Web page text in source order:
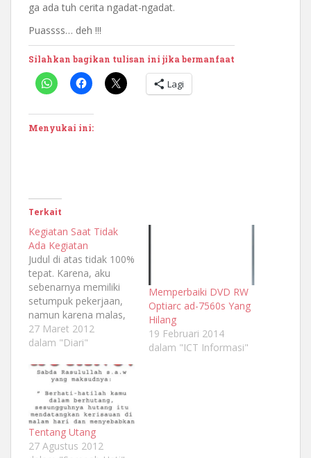
ga ada tuh cerita ngadat-ngadat.
Puassss… deh !!!
Silahkan bagikan tulisan ini jika bermanfaat
Lagi
Menyukai ini:
Terkait
Kegiatan Saat Tidak
Ada Kegiatan
Judul di atas tidak 100%
tepat. Karena, aku
sebenarnya memiliki
setumpuk pekerjaan,
namun karena malas,
beberapa pekerjaan
aku tunda hingga
Ini adalah prinsip yang
menarik: "THE POWER
OF KEPEPET"
27 Maret 2012
dalam "Diari"
Memperbaiki DVD RW
Optiarc ad-7560s Yang
Hilang
19 Februari 2014
dalam "ICT Informasi"
Tentang Utang
27 Agustus 2012